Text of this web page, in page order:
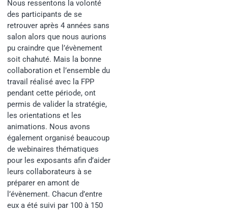
Nous ressentons la volonté
des participants de se
retrouver après 4 années sans
salon alors que nous aurions
pu craindre que l’évènement
soit chahuté. Mais la bonne
collaboration et l’ensemble du
travail réalisé avec la FPP
pendant cette période, ont
permis de valider la stratégie,
les orientations et les
animations. Nous avons
également organisé beaucoup
de webinaires thématiques
pour les exposants afin d’aider
leurs collaborateurs à se
préparer en amont de
l’évènement. Chacun d’entre
eux a été suivi par 100 à 150